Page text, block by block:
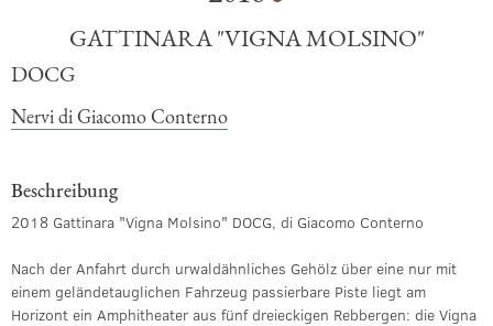
GATTINARA "VIGNA MOLSINO"
DOCG
Nervi di Giacomo Conterno
Beschreibung
2018 Gattinara "Vigna Molsino" DOCG, di Giacomo Conterno
Nach der Anfahrt durch urwaldähnliches Gehölz über eine nur mit
einem geländetauglichen Fahrzeug passierbare Piste liegt am
Horizont ein Amphitheater aus fünf dreieckigen Rebbergen: die Vigna